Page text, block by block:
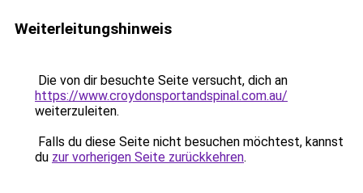
Weiterleitungshinweis
Die von dir besuchte Seite versucht, dich an
https://www.croydonsportandspinal.com.au/
weiterzuleiten.
Falls du diese Seite nicht besuchen möchtest, kannst
du zur vorherigen Seite zurückkehren.